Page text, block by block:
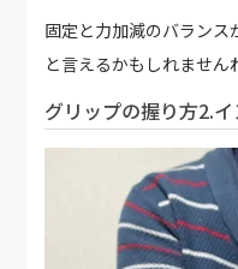
固定と力加減のバランス
と言えるかもしれません
グリップの握り方2.